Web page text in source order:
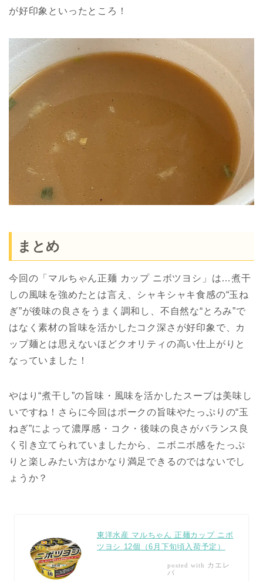
が好印象といったところ！
まとめ
今回の「マルちゃん正麺 カップ ニボツヨシ」は…煮干
しの風味を強めたとは言え、シャキシャキ食感の“玉ね
ぎ”が後味の良さをうまく調和し、不自然な“とろみ”で
はなく素材の旨味を活かしたコク深さが好印象で、カ
ップ麺とは思えないほどクオリティの高い仕上がりと
なっていました！
やはり“煮干し”の旨味・風味を活かしたスープは美味し
いですね！さらに今回はポークの旨味やたっぷりの“玉
ねぎ”によって濃厚感・コク・後味の良さがバランス良
く引き立てられていましたから、ニボニボ感をたっぷ
りと楽しみたい方はかなり満足できるのではないでし
ょうか？
東洋水産 マルちゃん 正麺カップ ニボ
ツヨシ 12個（6月下旬頃入荷予定）
posted with カエレ
バ